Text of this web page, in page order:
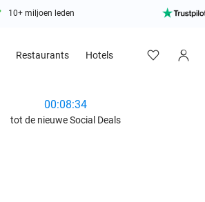
10+ miljoen leden
Restaurants Hotels
00:08:33
tot de nieuwe Social Deals